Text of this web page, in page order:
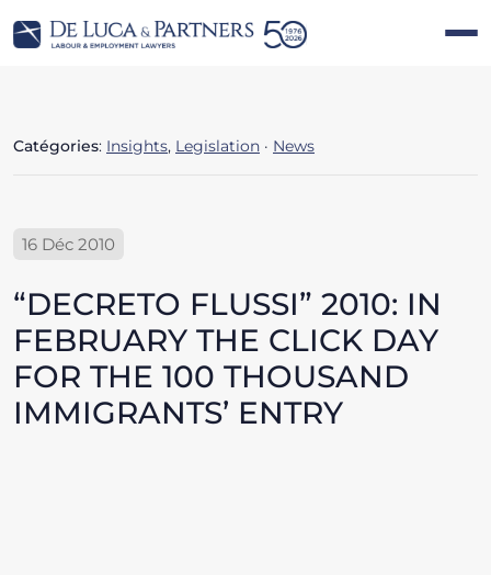
Catégories: Insights, Legislation · News
16 Déc 2010
“DECRETO FLUSSI” 2010: IN
FEBRUARY THE CLICK DAY
FOR THE 100 THOUSAND
IMMIGRANTS’ ENTRY